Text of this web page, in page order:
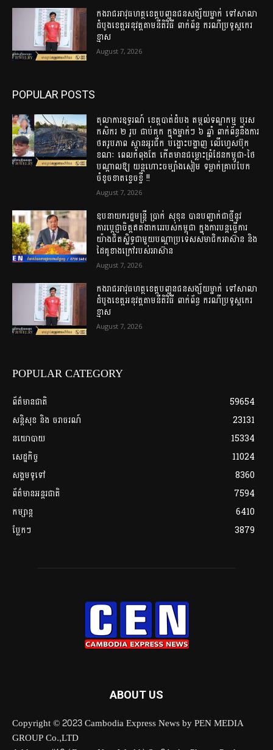
កងរាជឣាវុធហត្ថខេត្តបញ្ជូនជនសង្ស័យម្នាក់ ទៅសាលា
ដំបូងខេត្តឣនុវត្តតាមនីតិវិធី ពាក់ព័ន្ធ ករណីប្រទូស្ដកេរ
ខ្មាស
August 7, 2026
POPULAR POSTS
តុលាការឧទ្ធរណ៍ ខេត្តបាត់ដំបង តម្កល់ទណ្ឌកម្ម បុរស
កសិករ ២ រូប ជាប់គុក ក្នុងម្នាក់ៗ ៦ ឆ្នាំ ពាក់ព័ន្ធនឹងការ
ថតរូបភាព ស្ពានអូរជីក បង្ហោះបង្ហាញ លើហ្វេសប៊ុក
ខណៈ ពេលកំពុងតែ កើតមានជម្លោះព្រំដែនកម្ពុជា-ថៃ
បណ្តាលឱ្យ យន្តហោះចម្បាំងសៀម ទម្លាក់គ្រាប់បែក
ចំខូចខាតខ្ទេចខ្ទី !!
August 7, 2026
ឧបនាយករដ្ឋមន្ត្រី ប្រាក់ សុខុន បានបញ្ជាក់ជាថ្មីនូវ
ការប្តេជ្ញាចិត្តឥតងាករេរបស់កម្ពុជា ក្នុងការបន្តធ្វើការ
យ៉ាងជិតស្និទ្ធជាមួយបណ្ដាប្រទេសសមាជិកអាស៊ាន និង
ដៃគូខាងក្រៅរបស់អាស៊ាន
August 7, 2026
កងរាជឣាវុធហត្ថខេត្តបញ្ជូនជនសង្ស័យម្នាក់ ទៅសាលា
ដំបូងខេត្តឣនុវត្តតាមនីតិវិធី ពាក់ព័ន្ធ ករណីប្រទូស្ដកេរ
ខ្មាស
August 7, 2026
POPULAR CATEGORY
ព័ត៌មានជាតិ
59654
សន្តិសុខ និង ចរាចរណ៍
23131
នយោបាយ
15334
សេដ្ឋកិច្ច
11024
សង្គមទូទៅ
8360
ព័ត៌មានអន្តរជាតិ
7594
កម្សាន្ត
6410
ប្លែកៗ
3879
ABOUT US
Copyright © 2023 Cambodia Express News by PEN MEDIA
GROUP Co.,LTD